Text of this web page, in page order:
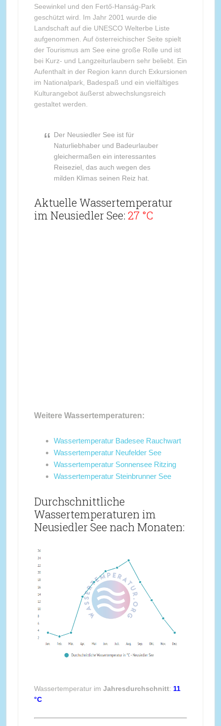
Seewinkel und den Fertő-Hanság-Park
geschützt wird. Im Jahr 2001 wurde die
Landschaft auf die UNESCO Welterbe Liste
aufgenommen. Auf österreichischer Seite spielt
der Tourismus am See eine große Rolle und ist
bei Kurz- und Langzeiturlaubern sehr beliebt. Ein
Aufenthalt in der Region kann durch Exkursionen
im Nationalpark, Badespaß und ein vielfältiges
Kulturangebot äußerst abwechslungsreich
gestaltet werden.
Der Neusiedler See ist für
Naturliebhaber und Badeurlauber
gleichermaßen ein interessantes
Reiseziel, das auch wegen des
milden Klimas seinen Reiz hat.
Aktuelle Wassertemperatur
im Neusiedler See: 27 °C
Weitere Wassertemperaturen:
Wassertemperatur Badesee Rauchwart
Wassertemperatur Neufelder See
Wassertemperatur Sonnensee Ritzing
Wassertemperatur Steinbrunner See
Durchschnittliche
Wassertemperaturen im
Neusiedler See nach Monaten:
Wassertemperatur im Jahresdurchschnitt: 11
°C